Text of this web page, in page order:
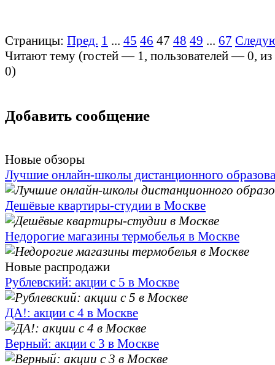
Страницы: Пред. 1 ... 45 46 47 48 49 ... 67
Читают тему (гостей — 1, пользователей —0,
0)
Добавить сообщение
Новые обзоры
Лучшие онлайн-школы дистанционного
Дешёвые квартиры-студии в Москве
Недорогие магазины термобелья в Москве
Новые распродажи
Рублевский: акции с 5 в Москве
ДА!: акции с 4 в Москве
Верный: акции с 3 в Москве